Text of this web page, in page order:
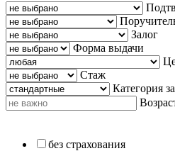
Залог
Форма выдачи
Стаж
Категория
без страхования